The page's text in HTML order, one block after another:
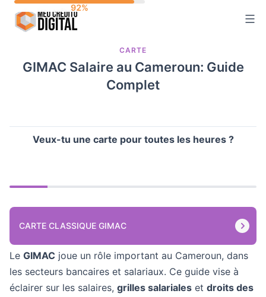
CARTE
GIMAC Salaire au Cameroun: Guide
Complet
Veux-tu une carte pour toutes les heures ?
CARTE CLASSIQUE GIMAC
Le GIMAC joue un rôle important au Cameroun, dans
les secteurs bancaires et salariaux. Ce guide vise à
éclairer sur les salaires, grilles salariales et droits des